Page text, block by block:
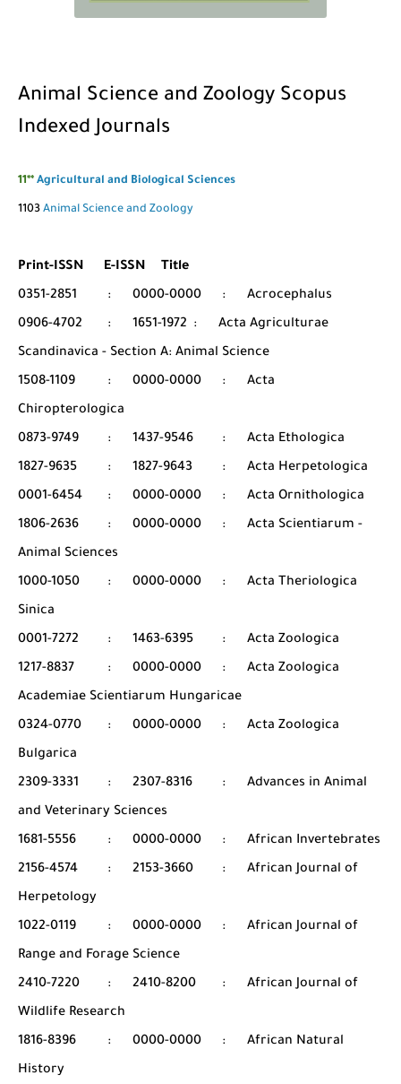
Animal Science and Zoology Scopus
Indexed Journals
11** Agricultural and Biological Sciences
1103 Animal Science and Zoology
Print-ISSN E-ISSN
Title
0351-2851
: 0000-0000 :
Acrocephalus
0906-4702
: 1651-1972 :
Acta Agriculturae
Scandinavica - Section A: Animal Science
1508-1109
: 0000-0000 :
Acta
Chiropterologica
0873-9749
: 1437-9546 :
Acta Ethologica
1827-9635
: 1827-9643 :
Acta Herpetologica
0001-6454
: 0000-0000 :
Acta Ornithologica
1806-2636
: 0000-0000 :
Acta Scientiarum -
Animal Sciences
1000-1050
: 0000-0000 :
Acta Theriologica
Sinica
0001-7272
: 1463-6395 :
Acta Zoologica
1217-8837
: 0000-0000 :
Acta Zoologica
Academiae Scientiarum Hungaricae
0324-0770
: 0000-0000 :
Acta Zoologica
Bulgarica
2309-3331
: 2307-8316 :
Advances in Animal
and Veterinary Sciences
1681-5556
: 0000-0000 :
African Invertebrates
2156-4574
: 2153-3660 :
African Journal of
Herpetology
1022-0119
: 0000-0000 :
African Journal of
Range and Forage Science
2410-7220
: 2410-8200 :
African Journal of
Wildlife Research
1816-8396
: 0000-0000 :
African Natural
History